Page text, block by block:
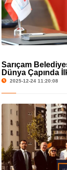
Sarıçam
Dünya Çapında
2025-12-24 11:20:08